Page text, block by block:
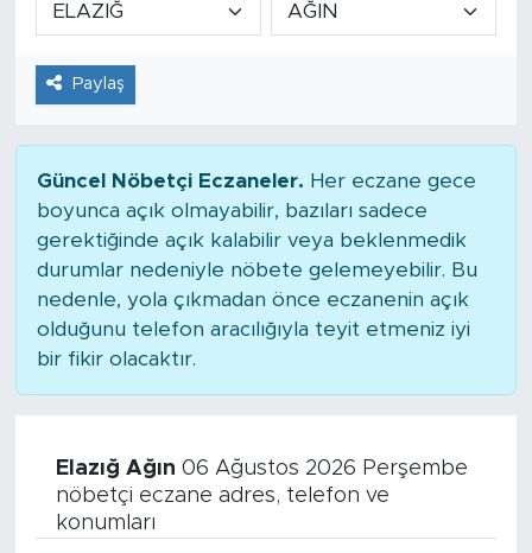
Paylaş
Güncel Nöbetçi Eczaneler. Her eczane gece
boyunca açık olmayabilir, bazıları sadece
gerektiğinde açık kalabilir veya beklenmedik
durumlar nedeniyle nöbete gelemeyebilir. Bu
nedenle, yola çıkmadan önce eczanenin açık
olduğunu telefon aracılığıyla teyit etmeniz iyi
bir fikir olacaktır.
Elazığ Ağın 06 Ağustos 2026 Perşembe
nöbetçi eczane adres, telefon ve
konumları
Tarihçe
Resmi İlanlar
Foto Şaka
Politika